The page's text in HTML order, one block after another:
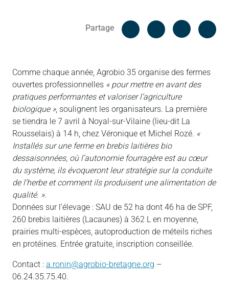
Partage
Facebook
Comme chaque année, Agrobio 35 organise des fermes
ouvertes professionnelles « pour mettre en avant des
pratiques performantes et valoriser l’agriculture
biologique », soulignent les organisateurs. La première
se tiendra le 7 avril à Noyal-sur-Vilaine (lieu-dit La
Rousselais) à 14 h, chez Véronique et Michel Rozé. «
Installés sur une ferme en brebis laitières bio
dessaisonnées, où l’autonomie fourragère est au cœur
du système, ils évoqueront leur stratégie sur la conduite
de l’herbe et comment ils produisent une alimentation de
qualité. ».
Données sur l’élevage : SAU de 52 ha dont 46 ha de SPF,
260 brebis laitières (Lacaunes) à 362 L en moyenne,
prairies multi-espèces, autoproduction de méteils riches
en protéines. Entrée gratuite, inscription conseillée.
Contact : a.ronin@agrobio-bretagne.org –
06.24.35.75.40.